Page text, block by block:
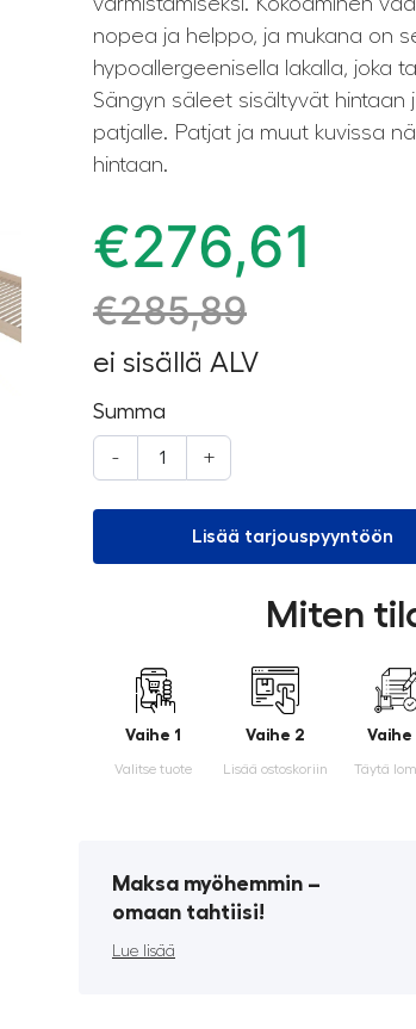
nopea ja helppo, ja mukana on
hypoallergeenisella lakalla, joka
Sängyn säleet sisältyvät
patjalle. Patjat ja muut kuvissa
hintaan.
€276,61
€285,89
ei sisällä ALV
Summa
- +
Lisää tarjouspyyntöön
Miten
Vaihe 1
Valitse tuote
Vaihe 2
Lisää ostoskoriin
Vaihe
Täytä
Maksa myöhemmin ­–
omaan tahtiisi!
Lue lisää